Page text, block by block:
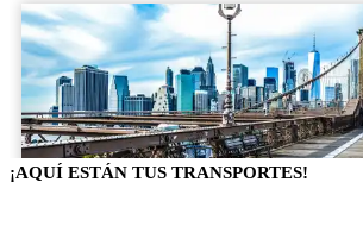
¡AQUÍ ESTÁN TUS TRANSPORTES!